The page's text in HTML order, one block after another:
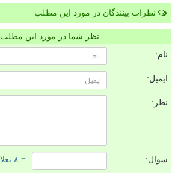
نظرات بینندگان در مورد این مطلب
نظر شما در مورد این مطلب
نام:
ایمیل:
نظر:
سوال: = ۸ بعلاوه ۲